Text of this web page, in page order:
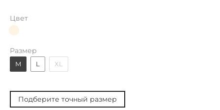
Цвет
Размер
M L XL
Подберите точный размер